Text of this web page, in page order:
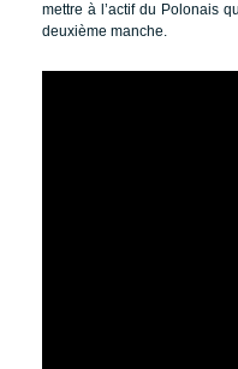
mettre à l’actif du Polonais
deuxième manche.